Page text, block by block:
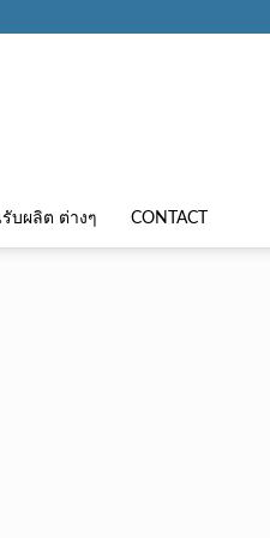
บผลิต ต่างๆ CONTACT